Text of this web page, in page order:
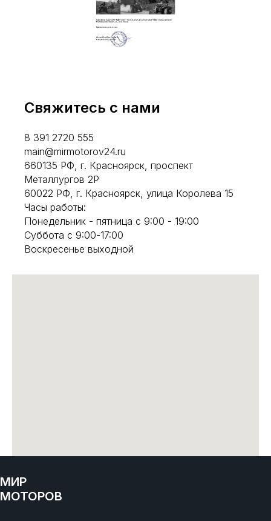
Свяжитесь с нами
8 391 2720 555
main@mirmotorov24.ru
660135 РФ, г. Красноярск, проспект
Металлургов 2Р
60022 РФ, г. Красноярск, улица Королева 15
Часы работы:
Понедельник - пятница с 9:00 - 19:00
Суббота с 9:00-17:00
Воскресенье выходной
МИР
МОТОРОВ